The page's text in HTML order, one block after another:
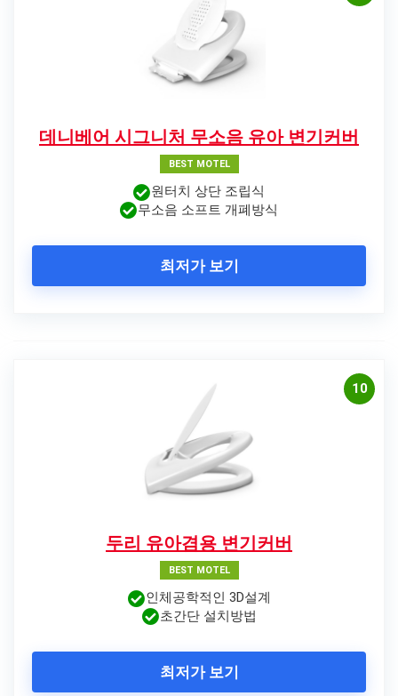
데니베어 시그니처 무소음 유아 변기커버
BEST MOTEL
원터치 상단 조립식
무소음 소프트 개폐방식
최저가 보기
10
두리 유아겸용 변기커버
BEST MOTEL
인체공학적인 3D설계
초간단 설치방법
최저가 보기